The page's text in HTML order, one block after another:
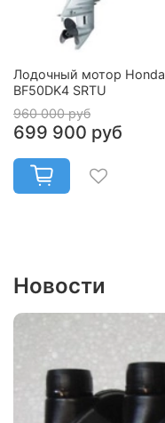
Лодочный мотор Honda
BF50DK4 SRTU
960 000 руб
699 900 руб
Новости